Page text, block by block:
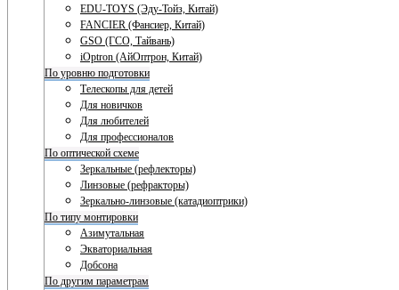
EDU-TOYS (Эду-Тойз, Китай)
FANCIER (Фансиер, Китай)
GSO (ГСО, Тайвань)
iOptron (АйОптрон, Китай)
По уровню подготовки
Телескопы для детей
Для новичков
Для любителей
Для профессионалов
По оптической схеме
Зеркальные (рефлекторы)
Линзовые (рефракторы)
Зеркально-линзовые (катадиоптрики)
По типу монтировки
Азимутальная
Экваториальная
Добсона
По другим параметрам